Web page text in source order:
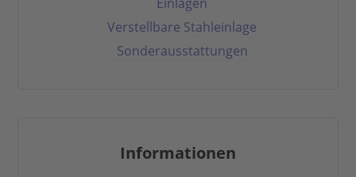
Einlagen
Verstellbare Stahleinlage
Sonderausstattungen
Informationen